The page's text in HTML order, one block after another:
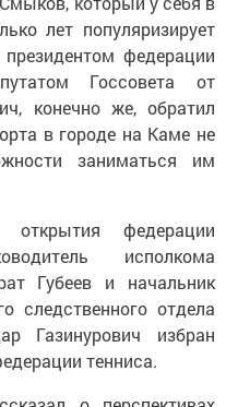
лет популяризирует
федерации
Госсовета от
конечно же, обратил
в городе на Каме не
заниматься им
федерации
исполкома
Губеев и начальник
следственного отдела
Газинурович избран
тенниса.